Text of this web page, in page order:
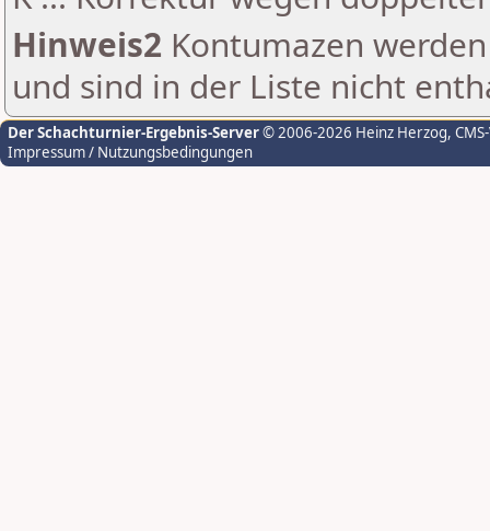
Hinweis2 Kontumazen
und sind in der Liste nicht
Der Schachturnier-Ergebnis-Server© 2006-2026 Heinz Herzog,
Impressum / Nutzungsbedingungen